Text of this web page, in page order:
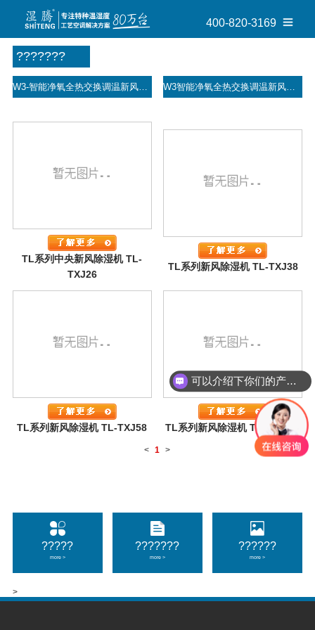
400-820-3169
W3-智能净氧全热交换调温新风机
???????
>
?????
more >
???????
more >
??????
more >
TL系列中央新风除湿机 TL-
TXJ26
TL系列新风除湿机 TL-TXJ38
TL系列新风除湿机 TL-TXJ58 TL系列新风除湿机 TL-TXJ120
< 1 >
可以介绍下你们的产品么